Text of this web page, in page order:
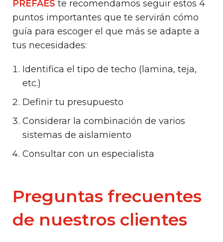
PREFAES te recomendamos seguir estos 4
puntos importantes que te servirán cómo
guía para escoger el que más se adapte a
tus necesidades:
Identifica el tipo de techo (lamina, teja,
etc.)
Definir tu presupuesto
Considerar la combinación de varios
sistemas de aislamiento
Consultar con un especialista
Preguntas frecuentes
de nuestros clientes